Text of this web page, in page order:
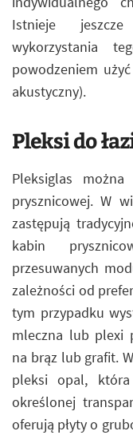
Istnieje
wykorzystania
powodzeniem
akustyczny).
Pleksi do
Pleksiglas
prysznicowej. W
zastępują
kabin
przesuwanych
zależności od
tym przypadku
mleczna lub plexi
na brąz lub grafit.
pleksi opal,
określonej
oferują płyty o